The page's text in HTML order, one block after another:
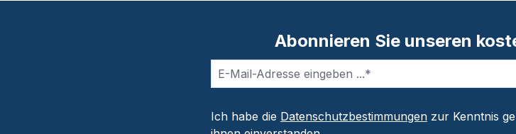
Abonnieren Sie unseren
Ich habe die Datenschutzbestimmungen zur Kenntnis